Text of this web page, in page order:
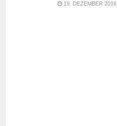
19. DEZEMBER 2016